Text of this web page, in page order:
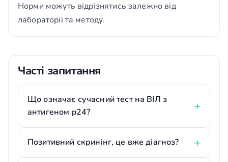
Норми можуть відрізнятись залежно від
лабораторії та методу.
Часті запитання
Що означає сучасний тест на ВІЛ з
антигеном p24?
Позитивний скринінг, це вже діагноз?